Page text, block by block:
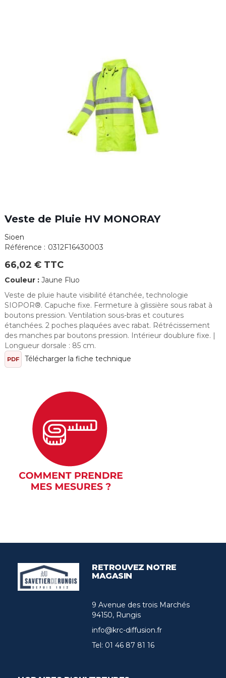
Veste de Pluie HV MONORAY
Sioen
Référence : 0312F16430003
66,02 € TTC
Couleur : Jaune Fluo
Veste de pluie haute visibilité étanchée, technologie
SIOPOR®. Capuche fixe. Fermeture à glissière sous rabat à
boutons pression. Ventilation sous-bras et coutures
étanchées. 2 poches plaquées avec rabat. Rétrécissement
des manches par boutons pression. Intérieur doublure fixe. |
Longueur dorsale : 85 cm.
PDF Télécharger la fiche technique
RETROUVEZ NOTRE
MAGASIN
9 Avenue des trois Marchés
94150, Rungis
info@krc-diffusion.fr
Tel: 01 46 87 81 16